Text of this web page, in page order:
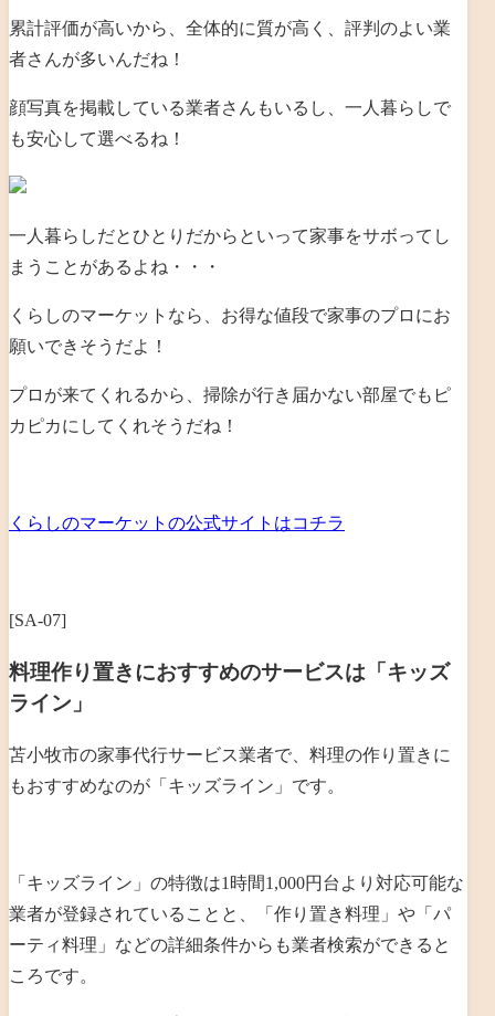
累計評価が高いから、全体的に質が高く、評判のよい業
者さんが多いんだね！
顔写真を掲載している業者さんもいるし、一人暮らしで
も安心して選べるね！
一人暮らしだとひとりだからといって家事をサボってし
まうことがあるよね・・・
くらしのマーケットなら、お得な値段で家事のプロにお
願いできそうだよ！
プロが来てくれるから、掃除が行き届かない部屋でもピ
カピカにしてくれそうだね！
くらしのマーケットの公式サイトはコチラ
[SA-07]
料理作り置きにおすすめのサービスは「キッズ
ライン」
苫小牧市の家事代行サービス業者で、料理の作り置きに
もおすすめなのが「キッズライン」です。
「キッズライン」の特徴は1時間1,000円台より対応可能な
業者が登録されていることと、「作り置き料理」や「パ
ーティ料理」などの詳細条件からも業者検索ができると
ころです。